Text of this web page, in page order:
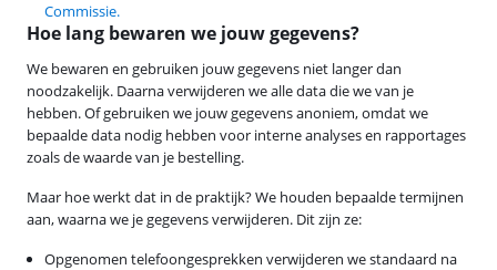
Commissie.
Hoe lang bewaren we jouw gegevens?
We bewaren en gebruiken jouw gegevens niet langer dan
noodzakelijk. Daarna verwijderen we alle data die we van je
hebben. Of gebruiken we jouw gegevens anoniem, omdat we
bepaalde data nodig hebben voor interne analyses en rapportages
zoals de waarde van je bestelling.
Maar hoe werkt dat in de praktijk? We houden bepaalde termijnen
aan, waarna we je gegevens verwijderen. Dit zijn ze:
Opgenomen telefoongesprekken verwijderen we standaard na